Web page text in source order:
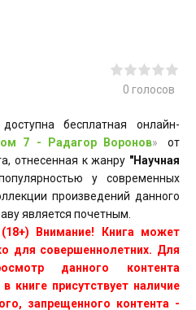
0 голосов
бесплатная онлайн-
7 - Радагор Воронов»
от
отнесенная к жанру "Научная
у современных
произведений данного
является почетным.
(18+) Внимание! Книга может
для совершеннолетних. Для
данного контента
присутствует наличие
запрещенного контента -